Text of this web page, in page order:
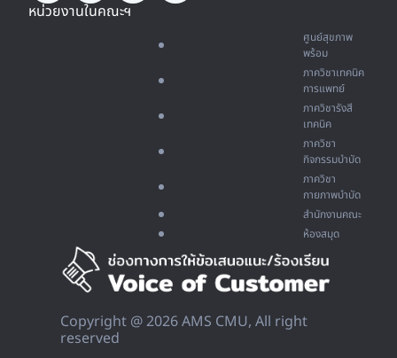
หน่วยงานในคณะฯ
ศูนย์สุขภาพ
พร้อม
ภาควิชาเทคนิค
การแพทย์
ภาควิชารังสี
เทคนิค
ภาควิชา
กิจกรรมบำบัด
ภาควิชา
กายภาพบำบัด
สำนักงานคณะ
ห้องสมุด
Copyright @ 2026 AMS CMU, All right
reserved